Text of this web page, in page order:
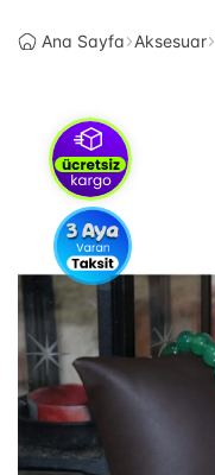
Ana Sayfa Aksesuar